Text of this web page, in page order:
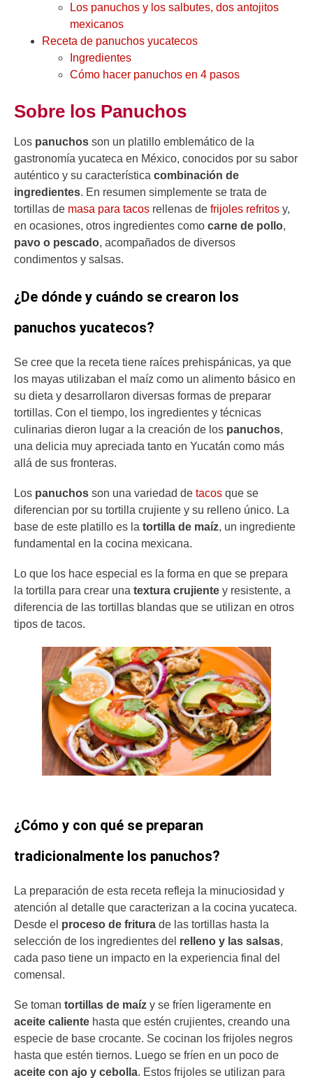
Los panuchos y los salbutes, dos antojitos
mexicanos
Receta de panuchos yucatecos
Ingredientes
Cómo hacer panuchos en 4 pasos
Sobre los Panuchos
Los panuchos son un platillo emblemático de la
gastronomía yucateca en México, conocidos por su sabor
auténtico y su característica combinación de
ingredientes. En resumen simplemente se trata de
tortillas de masa para tacos rellenas de frijoles refritos y,
en ocasiones, otros ingredientes como carne de pollo,
pavo o pescado, acompañados de diversos
condimentos y salsas.
¿De dónde y cuándo se crearon los
panuchos yucatecos?
Se cree que la receta tiene raíces prehispánicas, ya que
los mayas utilizaban el maíz como un alimento básico en
su dieta y desarrollaron diversas formas de preparar
tortillas. Con el tiempo, los ingredientes y técnicas
culinarias dieron lugar a la creación de los panuchos,
una delicia muy apreciada tanto en Yucatán como más
allá de sus fronteras.
Los panuchos son una variedad de tacos que se
diferencian por su tortilla crujiente y su relleno único. La
base de este platillo es la tortilla de maíz, un ingrediente
fundamental en la cocina mexicana.
Lo que los hace especial es la forma en que se prepara
la tortilla para crear una textura crujiente y resistente, a
diferencia de las tortillas blandas que se utilizan en otros
tipos de tacos.
¿Cómo y con qué se preparan
tradicionalmente los panuchos?
La preparación de esta receta refleja la minuciosidad y
atención al detalle que caracterizan a la cocina yucateca.
Desde el proceso de fritura de las tortillas hasta la
selección de los ingredientes del relleno y las salsas,
cada paso tiene un impacto en la experiencia final del
comensal.
Se toman tortillas de maíz y se fríen ligeramente en
aceite caliente hasta que estén crujientes, creando una
especie de base crocante. Se cocinan los frijoles negros
hasta que estén tiernos. Luego se fríen en un poco de
aceite con ajo y cebolla. Estos frijoles se utilizan para